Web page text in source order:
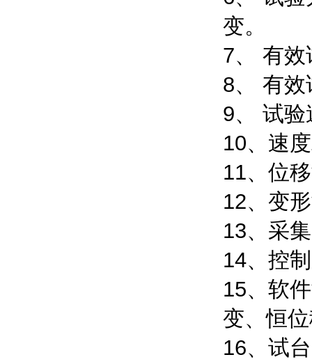
变。
7、 有
8、 有
9、 试
10、速
11、位
12、变
13、采
14、控
15、软
变、恒
16、试